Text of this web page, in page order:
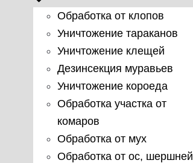
Обработка от клопов
Уничтожение тараканов
Уничтожение клещей
Дезинсекция муравьев
Уничтожение короеда
Обработка участка от
комаров
Обработка от мух
Обработка от ос, шершней